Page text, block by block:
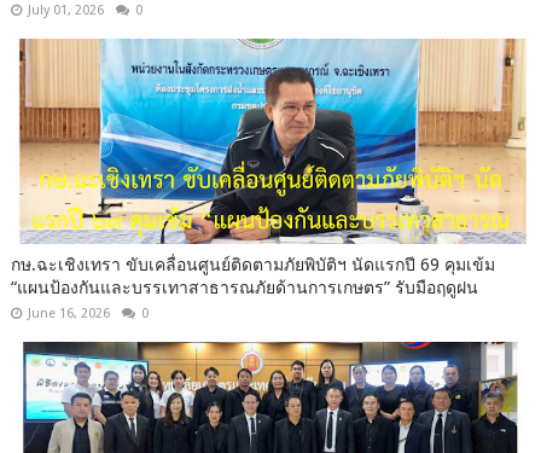
July 01, 2026 0
กษ.ฉะเชิงเทรา ขับเคลื่อนศูนย์ติดตามภัยพิบัติฯ นัดแรกปี 69 คุมเข้ม
“แผนป้องกันและบรรเทาสาธารณภัยด้านการเกษตร” รับมือฤดูฝน
June 16, 2026 0